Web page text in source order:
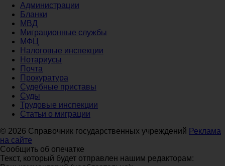
Администрации
Бланки
МВД
Миграционные службы
МФЦ
Налоговые инспекции
Нотариусы
Почта
Прокуратура
Судебные приставы
Суды
Трудовые инспекции
Статьи о миграции
© 2026 Справочник государственных учреждений Реклама
на сайте
Сообщить об опечатке
Текст, который будет отправлен нашим редакторам: